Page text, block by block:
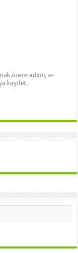
üzere adımı, e-
kaydet.